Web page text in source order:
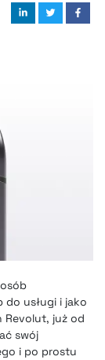
usługi i jako
Revolut, już od
swój
i po prostu